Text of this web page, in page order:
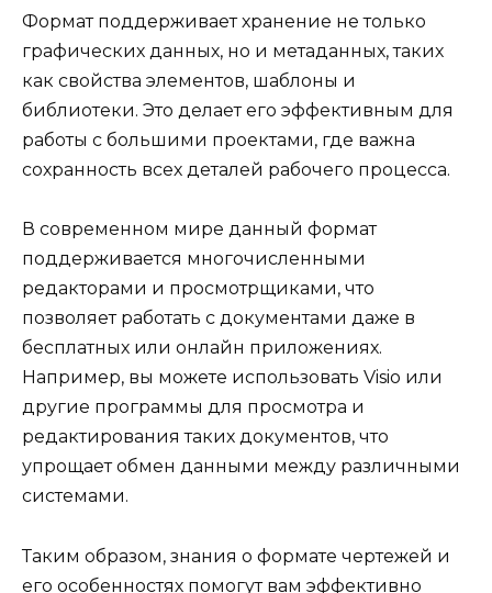
Формат поддерживает хранение не только
графических данных, но и метаданных, таких
как свойства элементов, шаблоны и
библиотеки. Это делает его эффективным для
работы с большими проектами, где важна
сохранность всех деталей рабочего процесса.
В современном мире данный формат
поддерживается многочисленными
редакторами и просмотрщиками, что
позволяет работать с документами даже в
бесплатных или онлайн приложениях.
Например, вы можете использовать Visio или
другие программы для просмотра и
редактирования таких документов, что
упрощает обмен данными между различными
системами.
Таким образом, знания о формате чертежей и
его особенностях помогут вам эффективно